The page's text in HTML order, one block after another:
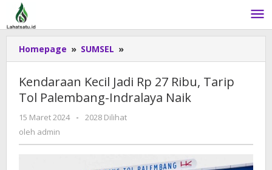
Lewati
konten
Homepage » SUMSEL »
Kecil
Jadi
Rp
27
Indralaya
Kendaraan Kecil Jadi Rp 27 Ribu, Tarip
Tol Palembang-Indralaya Naik
15 Maret 2024
oleh
-
2028 Dilihat
oleh admin